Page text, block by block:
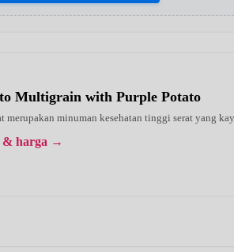
Multigrain with Purple Potato
merupakan minuman kesehatan tinggi serat yang
& harga →